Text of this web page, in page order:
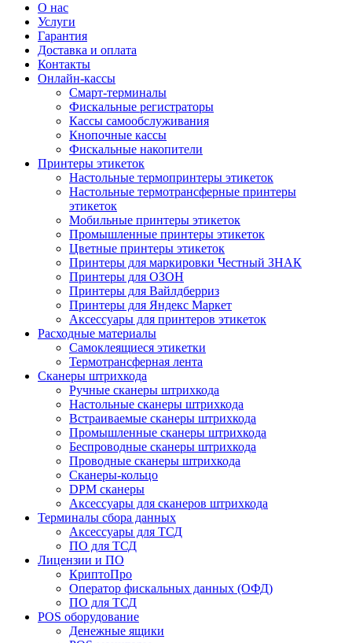
О нас
Услуги
Гарантия
Доставка и оплата
Контакты
Онлайн-кассы
Смарт-терминалы
Фискальные регистраторы
Кассы самообслуживания
Кнопочные кассы
Фискальные накопители
Принтеры этикеток
Настольные термопринтеры этикеток
Настольные термотрансферные принтеры
этикеток
Мобильные принтеры этикеток
Промышленные принтеры этикеток
Цветные принтеры этикеток
Принтеры для маркировки Честный ЗНАК
Принтеры для ОЗОН
Принтеры для Вайлдберриз
Принтеры для Яндекс Маркет
Аксессуары для принтеров этикеток
Расходные материалы
Самоклеящиеся этикетки
Термотрансферная лента
Сканеры штрихкода
Ручные сканеры штрихкода
Настольные сканеры штрихкода
Встраиваемые сканеры штрихкода
Промышленные сканеры штрихкода
Беспроводные сканеры штрихкода
Проводные сканеры штрихкода
Сканеры-кольцо
DPM сканеры
Аксессуары для сканеров штрихкода
Терминалы сбора данных
Аксессуары для ТСД
ПО для ТСД
Лицензии и ПО
КриптоПро
Оператор фискальных данных (ОФД)
ПО для ТСД
POS оборудование
Денежные ящики